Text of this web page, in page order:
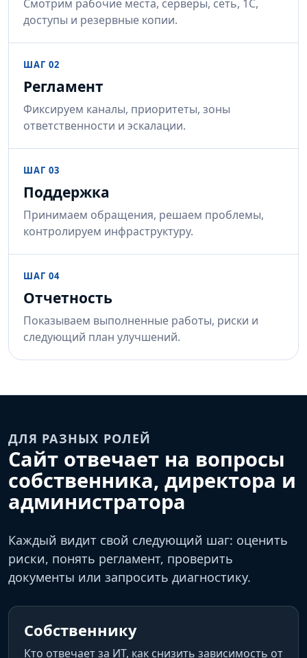
Смотрим рабочие места, серверы, сеть, 1С,
доступы и резервные копии.
ШАГ 02
Регламент
Фиксируем каналы, приоритеты, зоны
ответственности и эскалации.
ШАГ 03
Поддержка
Принимаем обращения, решаем проблемы,
контролируем инфраструктуру.
ШАГ 04
Отчетность
Показываем выполненные работы, риски и
следующий план улучшений.
ДЛЯ РАЗНЫХ РОЛЕЙ
Сайт отвечает на вопросы
собственника, директора и
администратора
Каждый видит свой следующий шаг: оценить
риски, понять регламент, проверить
документы или запросить диагностику.
Собственнику
Кто отвечает за ИТ, как снизить зависимость от